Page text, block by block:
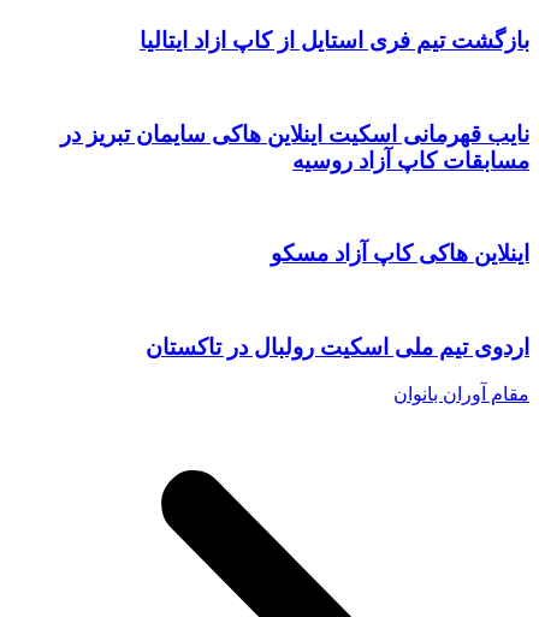
بازگشت تیم فری استایل از کاپ ازاد ایتالیا
نایب قهرمانی اسکیت اینلاین هاکی سایمان تبریز در
مسابقات کاپ آزاد روسیه
اینلاین هاکی کاپ آزاد مسکو
اردوی تیم ملی اسکیت رولبال در تاکستان
مقام آوران بانوان